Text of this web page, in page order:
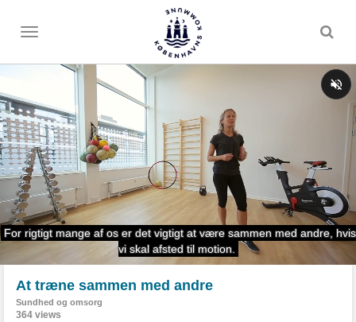
Toggle
At træne sammen med andre
Sundhed og omsorg
364 views